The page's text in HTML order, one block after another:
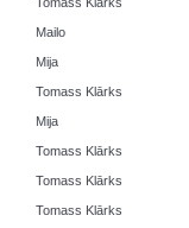
Mailo
Mija
Tomass Klārks
Mija
Tomass Klārks
Tomass Klārks
Tomass Klārks